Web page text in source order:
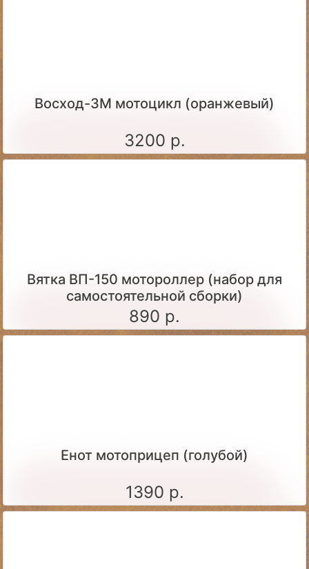
Восход-3М мотоцикл (оранжевый)
3200 р.
Вятка ВП-150 мотороллер (набор для
самостоятельной сборки)
890 р.
Енот мотоприцеп (голубой)
1390 р.